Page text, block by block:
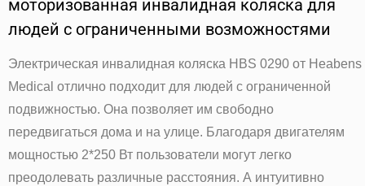
моторизованная инвалидная коляска для
людей с ограниченными возможностями
Электрическая инвалидная коляска HBS 0290 от Heabens
Medical отлично подходит для людей с ограниченной
подвижностью. Она позволяет им свободно
передвигаться дома и на улице. Благодаря двигателям
мощностью 2*250 Вт пользователи могут легко
преодолевать различные расстояния. А интуитивно